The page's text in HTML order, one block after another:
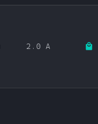
2.0 А